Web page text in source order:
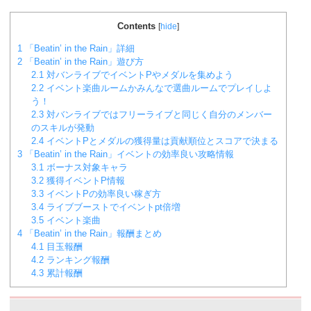
Contents [hide]
1 「Beatin’ in the Rain」詳細
2 「Beatin’ in the Rain」遊び方
2.1 対バンライブでイベントPやメダルを集めよう
2.2 イベント楽曲ルームかみんなで選曲ルームでプレイしよ
う！
2.3 対バンライブではフリーライブと同じく自分のメンバー
のスキルが発動
2.4 イベントPとメダルの獲得量は貢献順位とスコアで決まる
3 「Beatin’ in the Rain」イベントの効率良い攻略情報
3.1 ボーナス対象キャラ
3.2 獲得イベントP情報
3.3 イベントPの効率良い稼ぎ方
3.4 ライブブーストでイベントpt倍増
3.5 イベント楽曲
4 「Beatin’ in the Rain」報酬まとめ
4.1 目玉報酬
4.2 ランキング報酬
4.3 累計報酬